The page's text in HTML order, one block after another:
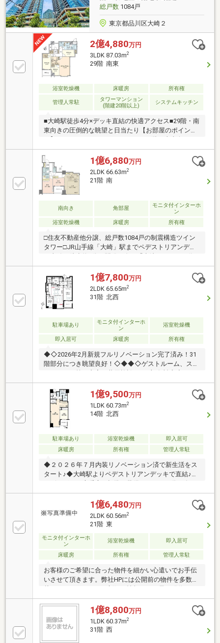
ンジ・ゲストルームミーティングルーム・ガーデンビ
ューライブラリー各階のごみステーション等
総戸数1084戸
東京都品川区大崎２
2億4,880万円
3LDK 87.03m2
29階 南東
浴室乾燥機 床暖房 所有権
管理人常駐
タワーマンション
(階建20階以上)
システムキッチン
■大崎駅徒歩4分×デッキ直結の快適アクセス■29階・南
東向きの圧倒的な眺望と日当たり【お部屋のポイン
つき陽当たり、眺望良好・WIC・SIC・トランクルーム
付きの豊富な収納【リフォーム内容】・全居室クロス
張替・フローリング増し張り（Panasonicウスイー
タ）・ユニットバス交換（1620サイズ）・給湯器交
換、トイレ交換・キッチン・洗面水栓交換、ハウスク
リーニング実施【周辺環境のポイント】・JR山手線
「大崎」駅徒歩4分・ペデストリアンデッキ直結・再
1億6,880万円
2LDK 66.63m2
21階 南
南向き 角部屋
モニタ付インターホ
ン
浴室乾燥機
床暖房 所有権
□住友不動産他分譲、総戸数1084戸の制震構造ツイン
タワー□JR山手線「大崎」駅までペデストリアンデッ
表する制震構造ツインタワーレジデンスです。東京都
の7大副都心構想により「先進技術の情報が交流する
街」として位置づけられた大崎エリアは今後も商業・
ビジネス・自然・住宅が整備される予定となっており
ます。お部屋はW棟の21階部分南・東の角部屋であ
す。リビングダイニングのダイナミックパノラマウィ
ンドウからの大井町・戸越エリアを見渡す圧巻の眺望
が魅力です。現在空室につき、お気軽にお問い合わせ
1億7,800万円
2LDK 65.65m2
31階 北西
駐車場あり
モニタ付インターホ
ン
浴室乾燥機
即入居可 床暖房 所有権
◆◇2026年2月新規フルリノベーション完了済み！31
階部分につき眺望良好！◇◆◆◇ゲストルーム、スカ
イラウンジ等、充実の共用施設！※一部有料◇◆
☆━━━…‥・ 物件の特徴 ・‥…━━━☆ ◆通勤通
学に便利なJR線・りんかい線『大崎』駅 利用可能
◆24時間ゴミ出し可※粗大ゴミは除く ◆スーパー、
コンビニ、公園等、生活環境良好 ◆ペット飼育可
（1住戸2匹まで、他細則有） 是非、現地をご確認
ください！ ☆━━━…‥・ ━☆━ ・‥…━━━☆
1億9,500万円
1LDK 60.73m2
14階 北西
駐車場あり 浴室乾燥機
即入居可
床暖房
所有権 管理人常駐
◆２０２６年７月内装リノベーション済で新生活をス
タート♪◆大崎駅よりペデストリアンデッキで直結♪◆
リビングには床暖房が標準で装備されている為、冬も
家族団らんで温かく過ごせます♪◆充実の共有施設
♪【株式会社リビングライフ】創業35年の信頼で未公
開情報多数のリビングライフがご紹介します。宅建士
×FP×住宅ローンアドバイザーの資格を併せ持つ『ライ
フ・エキスパート・プランナー』がお客様の老後も見
据えたライフプランを無料作成。お気軽にご相談下さ
い！☆物件のお問合せは〈0120-536-655〉☆
1億6,480万円
2LDK 60.56m2
21階 東
モニタ付インターホ
ン
浴室乾燥機 即入居可
床暖房 所有権 管理人常駐
お客様のご希望に合った物件を細かい心遣いでお手伝
いさせて頂きます。弊社HPには公開前の物件を多数掲
て頂いております。お客様が納得なさるお住まいが見
つかるよう、スピード感を持って全力でサポートしま
す。売却査定・買い取りも致します。ご希望の際は、
お気軽にお問い合わせ下さい。お電話頂けると、お話
1億8,800万円
1LDK 60.37m2
31階 西